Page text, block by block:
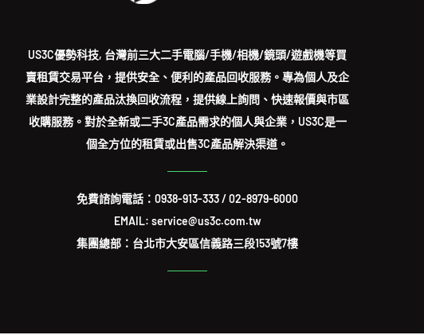
US3C優勢科技, 台灣前三大二手電腦/手機/相機/鏡頭/遊戲機等買
賣租賃交易平台，提供安全、便利的產品回收服務。專為個人及企
業設計完整的產品汰換回收流程，提供線上詢問、快速報價與市區
收購服務。對於全新或二手3C產品需求的個人與企業，US3C是一
個全方位的租賃或出售3C產品解決渠道。
免費諮詢電話：0938-913-333/02-8979-6000
EMAIL: service@us3c.com.tw
集團總部：台北市大安區信義路三段153號7樓